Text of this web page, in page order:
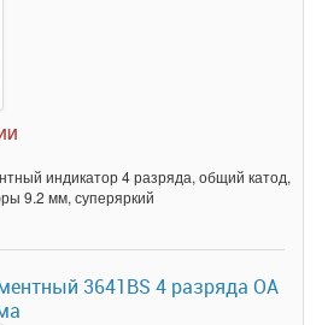
индикатор 4 разряда, общий катод,
9.2 мм, суперяркий
3641BS 4 разряда ОА